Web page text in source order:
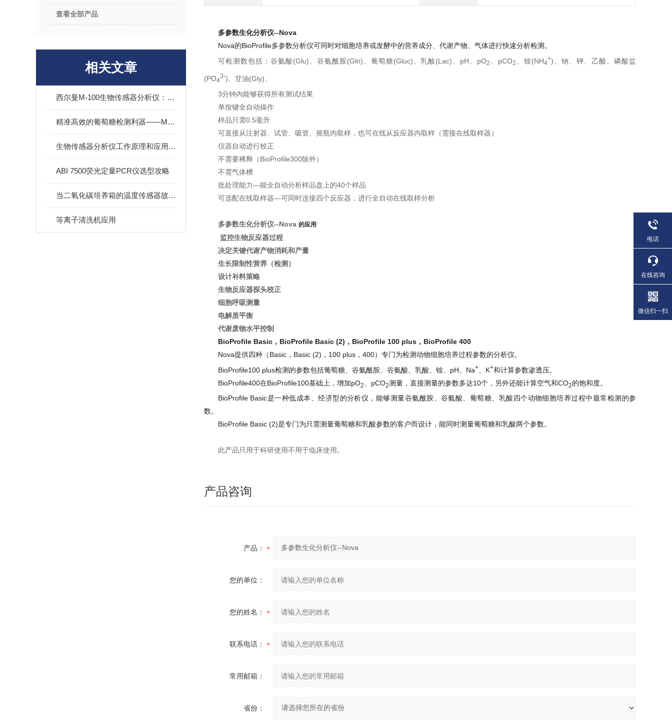
查看全部产品
相关文章
西尔曼M-100生物传感器分析仪：发酵行业的智能检测利器
精准高效的葡萄糖检测利器——M-100生物传感器分析仪全面解
生物传感器分析仪工作原理和应用领域
ABI 7500荧光定量PCR仪选型攻略
当二氧化碳培养箱的温度传感器故障时怎么解决?
等离子清洗机应用
多参数生化分析仪--Nova
Nova的BioProfile多参数分析仪可同时对细胞培养或发酵中的营养成分、代谢产物、气体进行快速分析检测。
可检测数包括：谷氨酸(Glu)、谷氨酰胺(Gln)、葡萄糖(Gluc)、乳酸(Lac)、pH、pO2 、pCO2 、铵(NH4
+)、钠、钾、乙酸、磷酸盐
(PO4
3-)、甘油(Gly)、
3分钟内能够获得所有测试结果
单按键全自动操作
样品只需0.5毫升
可直接从注射器、试管、吸管、摇瓶内取样，也可在线从反应器内取样（需接在线取样器）
仪器自动进行校正
不需要稀释（BioProfile300除外）
不需气体槽
批处理能力—能全自动分析样品盘上的40个样品
可选配在线取样器—可同时连接四个反应器，进行全自动在线取样分析
多参数生化分析仪--Nova 的应用
监控生物反应器过程
决定关键代谢产物消耗和产量
生长限制性营养（检测）
设计补料策略
生物反应器探头校正
细胞呼吸测量
电解质平衡
代谢废物水平控制
BioProfile Basic ，BioProfile Basic (2) ，BioProfile 100 plus ，BioProfile 400
Nova提供四种（Basic，Basic (2)，100 plus，400）专门为检测动物细胞培养过程参数的分析仪。
BioProfile100 plus检测的参数包括葡萄糖、谷氨酰胺、谷氨酸、乳酸、铵、pH、Na+ 、K+和计算参数渗透压。
BioProfile400在BioProfile100基础上，增加pO2 、pCO2测量，直接测量的参数多达10个，另外还能计算空气和CO2的饱和度。
BioProfile Basic是一种低成本、经济型的分析仪，能够测量谷氨酰胺、谷氨酸、葡萄糖、乳酸四个动物细胞培养过程中最常检测的参
数。
BioProfile Basic (2)是专门为只需测量葡萄糖和乳酸参数的客户而设计，能同时测量葡萄糖和乳酸两个参数。
此产品只用于科研使用不用于临床使用。
产品咨询
产品：
您的单位：
您的姓名：
联系电话：
常用邮箱：
省份：
电话
在线咨询
微信扫一扫